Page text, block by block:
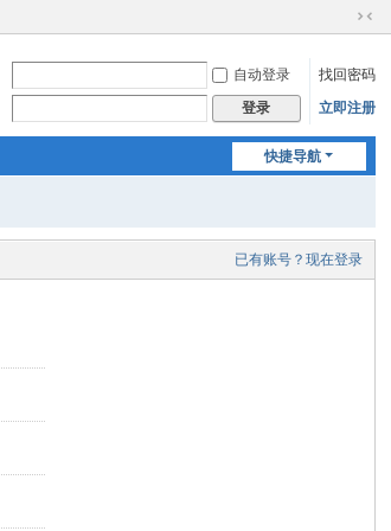
切
到
窄
自动登录
找回密码
登录 立即注册
快捷导航
已有账号？现在登录